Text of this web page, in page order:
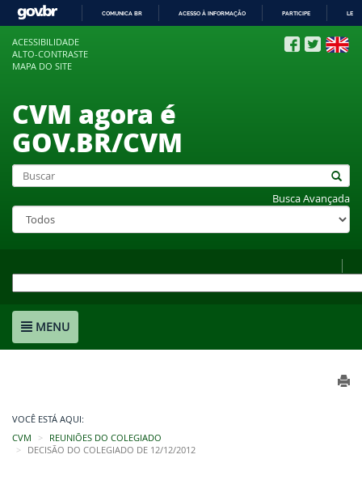
COMUNICA BR ACESSO À INFORMAÇÃO PARTICIPE
ACESSIBILIDADE
ALTO-CONTRASTE
MAPA DO SITE
CVM agora é
GOV.BR/CVM
Busca Avançada
MENU
VOCÊ ESTÁ AQUI:
CVM
REUNIÕES DO COLEGIADO
DECISÃO DO COLEGIADO DE 12/12/2012